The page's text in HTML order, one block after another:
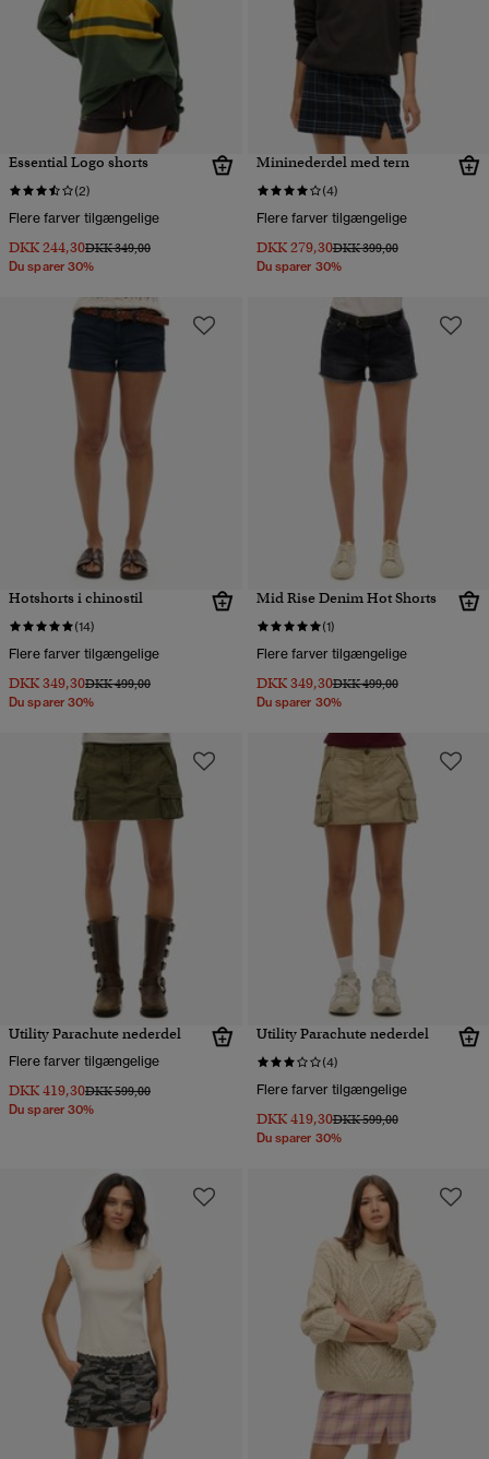
Essential Logo shorts
(2)
Flere farver tilgængelige
DKK 244,30Pris nedsat fra
DKK 349,00til
Du sparer 30%
Mininederdel med tern
(4)
Flere farver tilgængelige
DKK 279,30Pris nedsat fra
DKK 399,00til
Du sparer 30%
Hotshorts i chinostil
(14)
Flere farver tilgængelige
DKK 349,30Pris nedsat fra
DKK 499,00til
Du sparer 30%
Mid Rise Denim Hot Shorts
(1)
Flere farver tilgængelige
DKK 349,30Pris nedsat fra
DKK 499,00til
Du sparer 30%
Utility Parachute nederdel
Flere farver tilgængelige
DKK 419,30Pris nedsat fra
DKK 599,00til
Du sparer 30%
Utility Parachute nederdel
(4)
Flere farver tilgængelige
DKK 419,30Pris nedsat fra
DKK 599,00til
Du sparer 30%